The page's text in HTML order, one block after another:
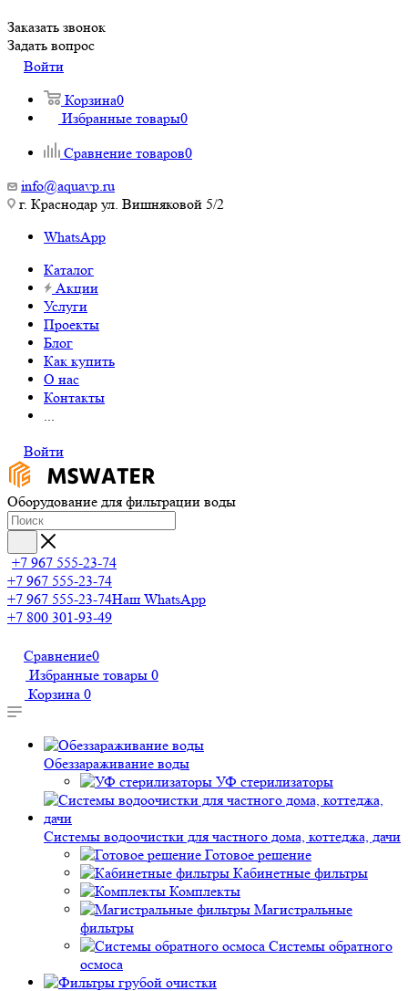
Заказать звонок
Задать вопрос
Войти
Корзина0
Избранные товары0
Сравнение товаров0
info@aquavp.ru
г. Краснодар ул. Вишняковой 5/2
WhatsApp
Каталог
Акции
Услуги
Проекты
Блог
Как купить
О нас
Контакты
...
Войти
Оборудование для фильтрации воды
+7 967 555-23-74
+7 967 555-23-74
+7 967 555-23-74Наш WhatsApp
+7 800 301-93-49
Сравнение0
Избранные товары 0
Корзина 0
Обеззараживание воды
УФ стерилизаторы
Системы водоочистки для частного дома, коттеджа, дачи
Готовое решение
Кабинетные фильтры
Комплекты
Магистральные
фильтры
Системы обратного
осмоса